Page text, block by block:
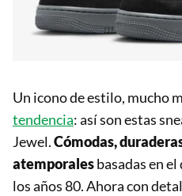
Un icono de estilo, mucho
tendencia: así son estas
Jewel.Cómodas,
atemporalesbasadas en
los años 80. Ahora con